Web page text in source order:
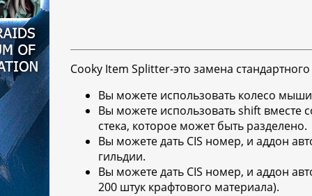
Cooky Item Splitter-это замена
Вы можете использовать колесо
Вы можете использовать shift вместе
стека, которое может быть разделено.
Вы можете дать CIS номер, и аддон
гильдии.
Вы можете дать CIS номер, и аддон
200 штук крафтового материала).